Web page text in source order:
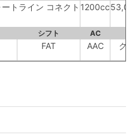
トライン コネクト 1200cc
シフト AC
FAT AAC グ